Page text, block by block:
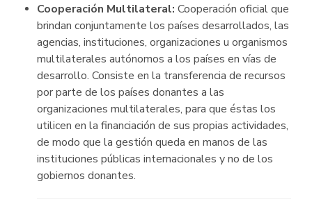
Cooperación Multilateral: Cooperación oficial que
brindan conjuntamente los países desarrollados, las
agencias, instituciones, organizaciones u organismos
multilaterales autónomos a los países en vías de
desarrollo. Consiste en la transferencia de recursos
por parte de los países donantes a las
organizaciones multilaterales, para que éstas los
utilicen en la financiación de sus propias actividades,
de modo que la gestión queda en manos de las
instituciones públicas internacionales y no de los
gobiernos donantes.